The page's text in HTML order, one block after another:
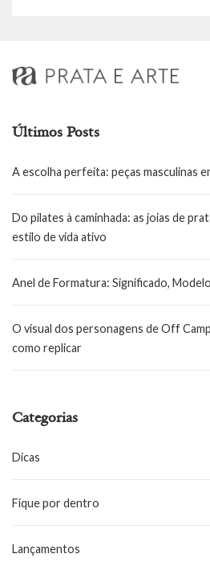
Últimos Posts
A escolha perfeita: peças masculinas
Do pilates à caminhada: as joias de
estilo de vida ativo
Anel de Formatura: Significado,
O visual dos personagens de Off
como replicar
Categorias
Dicas
Fique por dentro
Lançamentos